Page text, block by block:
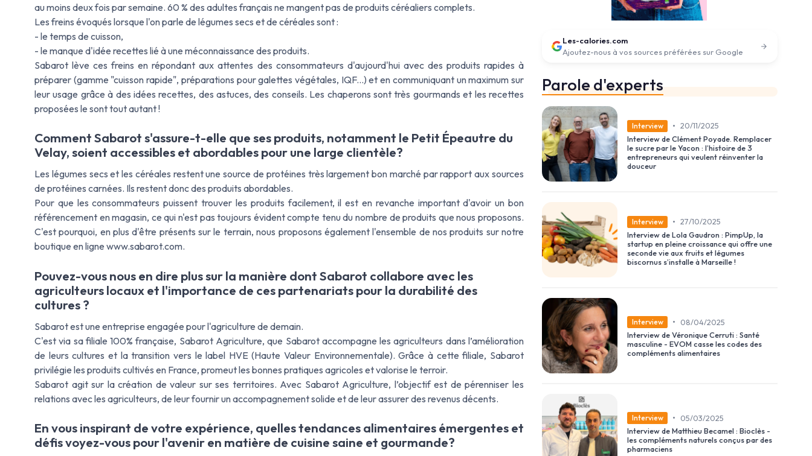
au moins deux fois par semaine. 60 % des adultes français ne mangent pas de produits céréaliers complets.
Les freins évoqués lorsque l'on parle de légumes secs et de céréales sont :
- le temps de cuisson,
- le manque d'idée recettes lié à une méconnaissance des produits.
Sabarot lève ces freins en répondant aux attentes des consommateurs d'aujourd'hui avec des produits rapides à
préparer (gamme "cuisson rapide", préparations pour galettes végétales, IQF...) et en communiquant un maximum sur
leur usage grâce à des idées recettes, des astuces, des conseils. Les chaperons sont très gourmands et les recettes
proposées le sont tout autant !
Comment Sabarot s'assure-t-elle que ses produits, notamment le Petit Épeautre du
Velay, soient accessibles et abordables pour une large clientèle?
Les légumes secs et les céréales restent une source de protéines très largement bon marché par rapport aux sources
de protéines carnées. Ils restent donc des produits abordables.
Pour que les consommateurs puissent trouver les produits facilement, il est en revanche important d'avoir un bon
référencement en magasin, ce qui n'est pas toujours évident compte tenu du nombre de produits que nous proposons.
C'est pourquoi, en plus d'être présents sur le terrain, nous proposons également l'ensemble de nos produits sur notre
boutique en ligne www.sabarot.com.
Pouvez-vous nous en dire plus sur la manière dont Sabarot collabore avec les
agriculteurs locaux et l'importance de ces partenariats pour la durabilité des
cultures ?
Sabarot est une entreprise engagée pour l'agriculture de demain.
C'est via sa filiale 100% française, Sabarot Agriculture, que Sabarot accompagne les agriculteurs dans l’amélioration
de leurs cultures et la transition vers le label HVE (Haute Valeur Environnementale). Grâce à cette filiale, Sabarot
privilégie les produits cultivés en France, promeut les bonnes pratiques agricoles et valorise le terroir.
Sabarot agit sur la création de valeur sur ses territoires. Avec Sabarot Agriculture, l’objectif est de pérenniser les
relations avec les agriculteurs, de leur fournir un accompagnement solide et de leur assurer des revenus décents.
En vous inspirant de votre expérience, quelles tendances alimentaires émergentes et
défis voyez-vous pour l'avenir en matière de cuisine saine et gourmande?
Les-calories.com
Ajoutez-nous à vos sources préférées sur Google
Parole d'experts
Interview • 20/11/2025
Interview de Clément Poyade. Remplacer
le sucre par le Yacon : l’histoire de 3
entrepreneurs qui veulent réinventer la
douceur
Interview • 27/10/2025
Interview de Lola Gaudron : PimpUp, la
startup en pleine croissance qui offre une
seconde vie aux fruits et légumes
biscornus s’installe à Marseille !
Interview •
08/04/2025
Interview de Véronique Cerruti : Santé
masculine - EVOM casse les codes des
compléments alimentaires
Interview •
05/03/2025
Interview de Matthieu Becamel : Bioclès -
les compléments naturels conçus par des
pharmaciens